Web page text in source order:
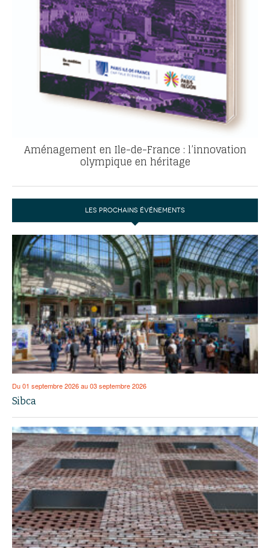
Aménagement en Ile-de-France : l’innovation
olympique en héritage
LES PROCHAINS ÉVÉNEMENTS
Du 01 septembre 2026 au 03 septembre 2026
Sibca